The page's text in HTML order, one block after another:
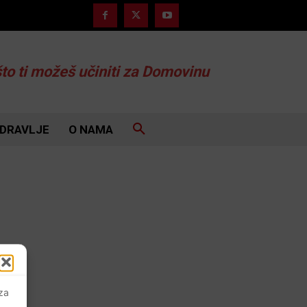
ti možeš učiniti za Domovinu
O NAMA